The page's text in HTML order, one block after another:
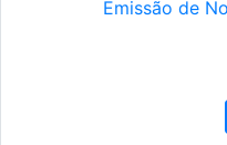
Emissão de